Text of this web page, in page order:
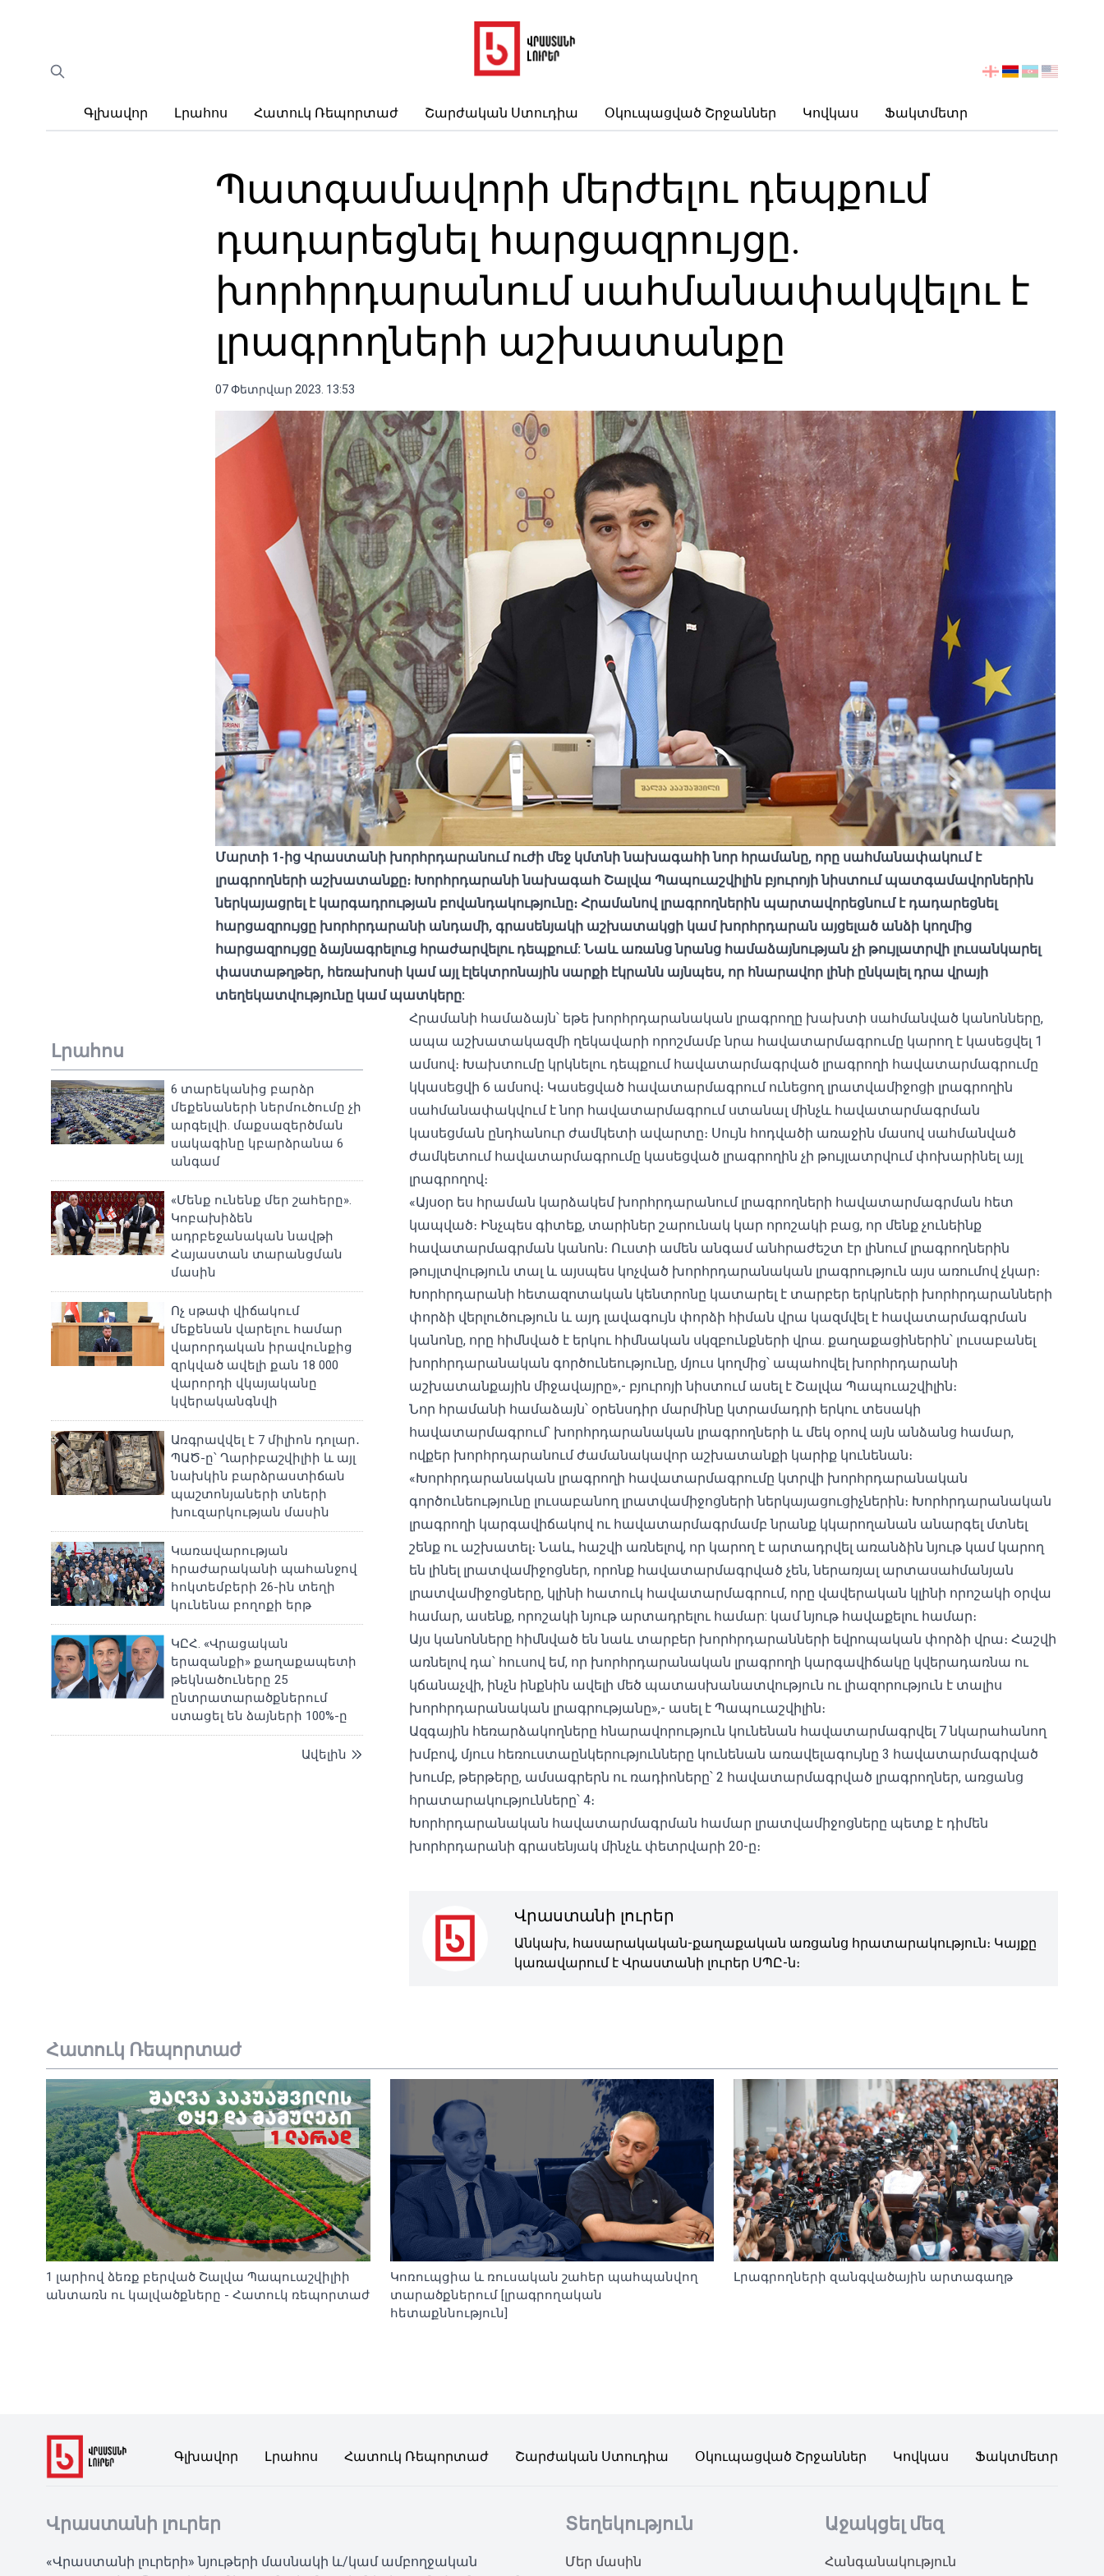
Գլխավոր Լրահոս Հատուկ Ռեպորտաժ Շարժական Ստուդիա Օկուպացված Շրջաններ Կովկաս Ֆակտմետր
აირჩიეთ
Պատգամավորի մերժելու դեպքում
դադարեցնել հարցազրույցը.
խորհրդարանում սահմանափակվելու է
լրագրողների աշխատանքը
07 Փետրվար 2023. 13:53
Մարտի 1-ից Վրաստանի խորհրդարանում ուժի մեջ կմտնի նախագահի նոր հրամանը, որը սահմանափակում է
լրագրողների աշխատանքը։ Խորհրդարանի նախագահ Շալվա Պապուաշվիլին բյուրոյի նիստում պատգամավորներին
ներկայացրել է կարգադրության բովանդակությունը։ Հրամանով լրագրողներին պարտավորեցնում է դադարեցնել
հարցազրույցը խորհրդարանի անդամի, գրասենյակի աշխատակցի կամ խորհրդարան այցելած անձի կողմից
հարցազրույցը ձայնագրելուց հրաժարվելու դեպքում: Նաև առանց նրանց համաձայնության չի թույլատրվի լուսանկարել
փաստաթղթեր, հեռախոսի կամ այլ էլեկտրոնային սարքի էկրանն այնպես, որ հնարավոր լինի ընկալել դրա վրայի
տեղեկատվությունը կամ պատկերը:
Լրահոս
6 տարեկանից բարձր
մեքենաների ներմուծումը չի
արգելվի. մաքսազերծման
սակագինը կբարձրանա 6
անգամ
«Մենք ունենք մեր շահերը».
Կոբախիձեն
ադրբեջանական նավթի
Հայաստան տարանցման
մասին
Ոչ սթափ վիճակում
մեքենան վարելու համար
վարորդական իրավունքից
զրկված ավելի քան 18 000
վարորդի վկայականը
կվերականգնվի
Առգրավվել է 7 միլիոն դոլար․
ՊԱԾ-ը՝ Ղարիբաշվիլիի և այլ
նախկին բարձրաստիճան
պաշտոնյաների տների
խուզարկության մասին
Կառավարության
հրաժարականի պահանջով
հոկտեմբերի 26-ին տեղի
կունենա բողոքի երթ
ԿԸՀ. «Վրացական
երազանքի» քաղաքապետի
թեկնածուները 25
ընտրատարածքներում
ստացել են ձայների 100%-ը
Ավելին
Հրամանի համաձայն՝ եթե խորհրդարանական լրագրողը խախտի սահմանված կանոնները,
ապա աշխատակազմի ղեկավարի որոշմամբ նրա հավատարմագրումը կարող է կասեցվել 1
ամսով։ Խախտումը կրկնելու դեպքում հավատարմագրված լրագրողի հավատարմագրումը
կկասեցվի 6 ամսով։ Կասեցված հավատարմագրում ունեցող լրատվամիջոցի լրագրողին
սահմանափակվում է նոր հավատարմագրում ստանալ մինչև հավատարմագրման
կասեցման ընդհանուր ժամկետի ավարտը։ Սույն հոդվածի առաջին մասով սահմանված
ժամկետում հավատարմագրումը կասեցված լրագրողին չի թույլատրվում փոխարինել այլ
լրագրողով։
«Այսօր ես հրաման կարձակեմ խորհրդարանում լրագրողների հավատարմագրման հետ
կապված։ Ինչպես գիտեք, տարիներ շարունակ կար որոշակի բաց, որ մենք չունեինք
հավատարմագրման կանոն։ Ուստի ամեն անգամ անհրաժեշտ էր լինում լրագրողներին
թույլտվություն տալ և այսպես կոչված խորհրդարանական լրագրություն այս առումով չկար։
Խորհրդարանի հետազոտական ​​կենտրոնը կատարել է տարբեր երկրների խորհրդարանների
փորձի վերլուծություն և այդ լավագույն փորձի հիման վրա կազմվել է հավատարմագրման
կանոնը, որը հիմնված է երկու հիմնական սկզբունքների վրա. քաղաքացիներին՝ լուսաբանել
խորհրդարանական գործունեությունը, մյուս կողմից՝ ապահովել խորհրդարանի
աշխատանքային միջավայրը»,- բյուրոյի նիստում ասել է Շալվա Պապուաշվիլին։
Նոր հրամանի համաձայն՝ օրենսդիր մարմինը կտրամադրի երկու տեսակի
հավատարմագրում՝ խորհրդարանական լրագրողների և մեկ օրով այն անձանց համար,
ովքեր խորհրդարանում ժամանակավոր աշխատանքի կարիք կունենան։
«Խորհրդարանական լրագրողի հավատարմագրումը կտրվի խորհրդարանական
գործունեությունը լուսաբանող լրատվամիջոցների ներկայացուցիչներին։ Խորհրդարանական
լրագրողի կարգավիճակով ու հավատարմագրմամբ նրանք կկարողանան անարգել մտնել
շենք ու աշխատել։ Նաև, հաշվի առնելով, որ կարող է արտադրվել առանձին նյութ կամ կարող
են լինել լրատվամիջոցներ, որոնք հավատարմագրված չեն, ներառյալ արտասահմանյան
լրատվամիջոցները, կլինի հատուկ հավատարմագրում, որը վավերական կլինի որոշակի օրվա
համար, ասենք, որոշակի նյութ արտադրելու համար: կամ նյութ հավաքելու համար։
Այս կանոնները հիմնված են նաև տարբեր խորհրդարանների եվրոպական փորձի վրա։ Հաշվի
առնելով դա՝ հուսով եմ, որ խորհրդարանական լրագրողի կարգավիճակը կվերադառնա ու
կճանաչվի, ինչն ինքնին ավելի մեծ պատասխանատվություն ու լիազորություն է տալիս
խորհրդարանական լրագրությանը»,- ասել է Պապուաշվիլին։
Ազգային հեռարձակողները հնարավորություն կունենան հավատարմագրվել 7 նկարահանող
խմբով, մյուս հեռուստաընկերությունները կունենան առավելագույնը 3 հավատարմագրված
խումբ, թերթերը, ամսագրերն ու ռադիոները՝ 2 հավատարմագրված լրագրողներ, առցանց
հրատարակությունները՝ 4։
Խորհրդարանական հավատարմագրման համար լրատվամիջոցները պետք է դիմեն
խորհրդարանի գրասենյակ մինչև փետրվարի 20-ը։
Վրաստանի լուրեր
Անկախ, հասարակական-քաղաքական առցանց հրատարակություն։ Կայքը
կառավարում է Վրաստանի լուրեր ՍՊԸ-ն։
Հատուկ Ռեպորտաժ
1 լարիով ձեռք բերված Շալվա Պապուաշվիլիի
անտառն ու կալվածքները - Հատուկ ռեպորտաժ
Կոռուպցիա և ռուսական շահեր պահպանվող
տարածքներում [լրագրողական
հետաքննություն]
Լրագրողների զանգվածային արտագաղթ
Գլխավոր Լրահոս Հատուկ Ռեպորտաժ Շարժական Ստուդիա Օկուպացված Շրջաններ Կովկաս Ֆակտմետր
Վրաստանի լուրեր
«Վրաստանի լուրերի» նյութերի մասնակի և/կամ ամբողջական
Տեղեկություն
Մեր մասին
Աջակցել մեզ
Հանգանակություն